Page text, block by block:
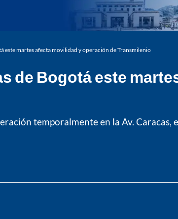
este martes afecta movilidad y operación de Transmilenio
de Bogotá este
temporalmente en la Av. Caracas,